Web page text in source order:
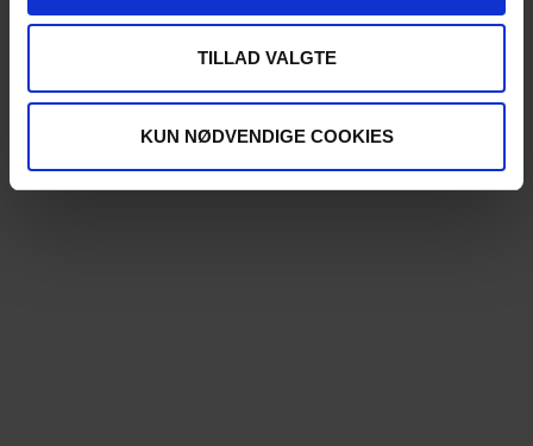
TILLAD VALGTE
KUN NØDVENDIGE COOKIES